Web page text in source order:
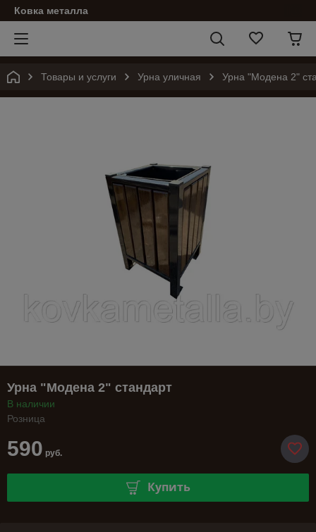
Ковка металла
Товары и услуги Урна уличная Урна "Модена 2"
Урна "Модена 2" стандарт
В наличии
Розница
590 руб.
Купить